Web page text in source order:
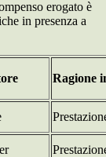
erogato è
in presenza a
Ragione